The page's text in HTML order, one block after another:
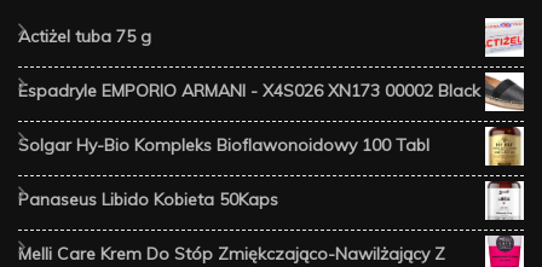
Actiżel tuba 75 g
Espadryle EMPORIO ARMANI - X4S026 XN173 00002 Black
Solgar Hy-Bio Kompleks Bioflawonoidowy 100 Tabl
Panaseus Libido Kobieta 50Kaps
Melli Care Krem Do Stóp Zmiękczająco-Nawilżający Z